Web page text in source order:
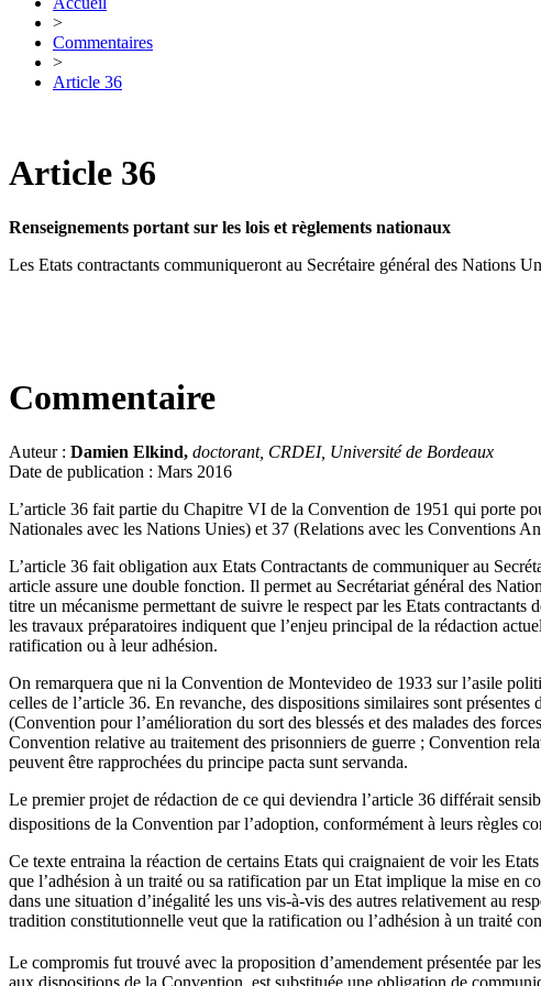
>
Commentaires
>
Article 36
Article 36
Renseignements portant sur les lois et règlements nationaux
Les Etats contractants communiqueront au Secrétaire général des Nations
Commentaire
Auteur : Damien Elkind, doctorant, CRDEI, Université de Bordeaux
Date de publication : Mars 2016
L’article 36 fait partie du Chapitre VI de la Convention de 1951 qui porte
Nationales avec les Nations Unies) et 37 (Relations avec les Conventions
L’article 36 fait obligation aux Etats Contractants de communiquer au
article assure une double fonction. Il permet au Secrétariat général des
titre un mécanisme permettant de suivre le respect par les Etats
les travaux préparatoires indiquent que l’enjeu principal de la rédaction
ratification ou à leur adhésion.
On remarquera que ni la Convention de Montevideo de 1933 sur l’asile
celles de l’article 36. En revanche, des dispositions similaires sont
(Convention pour l’amélioration du sort des blessés et des malades des
Convention relative au traitement des prisonniers de guerre ; Convention
peuvent être rapprochées du principe pacta sunt servanda.
Le premier projet de rédaction de ce qui deviendra l’article 36 différait
dispositions de la Convention par l’adoption, conformément à leurs règles
Ce texte entraina la réaction de certains Etats qui craignaient de voir les
que l’adhésion à un traité ou sa ratification par un Etat implique la mise en
dans une situation d’inégalité les uns vis-à-vis des autres relativement au
tradition constitutionnelle veut que la ratification ou l’adhésion à un traité
Le compromis fut trouvé avec la proposition d’amendement présentée par